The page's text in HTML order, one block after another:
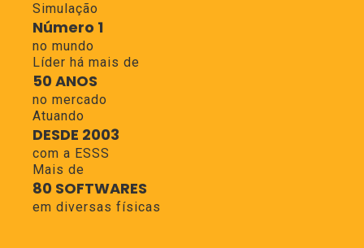
Simulação
Número 1
no mundo
Líder há mais de
50 ANOS
no mercado
Atuando
DESDE 2003
com a ESSS
Mais de
80 SOFTWARES
em diversas físicas